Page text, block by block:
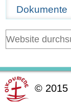
Dokumente
© 2015